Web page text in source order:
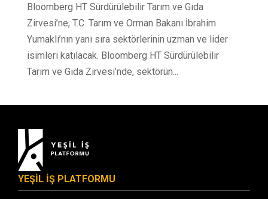
Bloomberg HT Sürdürülebilir Tarım ve Gıda
Zirvesi’ne, T.C. Tarım ve Orman Bakanı İbrahim
Yumaklı’nın yanı sıra sektörlerinin uzman ve lider
isimleri katılacak. Bloomberg HT Sürdürülebilir
Tarım ve Gıda Zirvesi’nde, sektörün...
YEŞİL İŞ PLATFORMU